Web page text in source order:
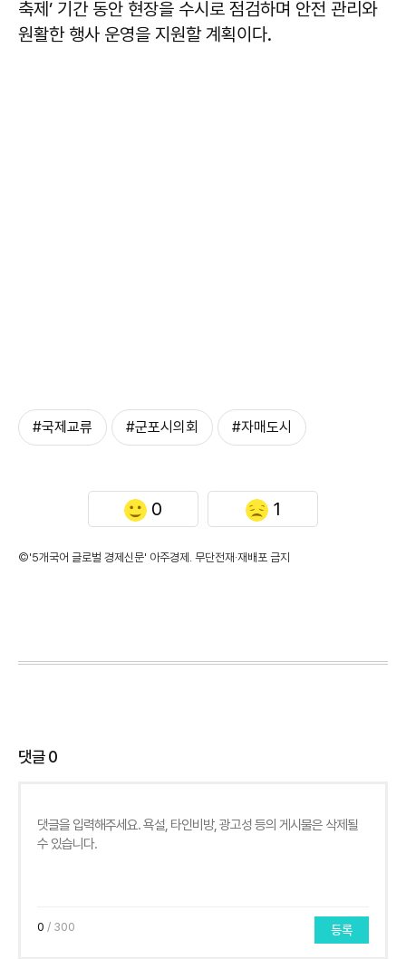
축제’ 기간 동안 현장을 수시로 점검하며 안전 관리와
원활한 행사 운영을 지원할 계획이다.
#국제교류 #군포시의회 #자매도시
0 1
©'5개국어 글로벌 경제신문' 아주경제. 무단전재·재배포 금지
댓글0
0 / 300 등록